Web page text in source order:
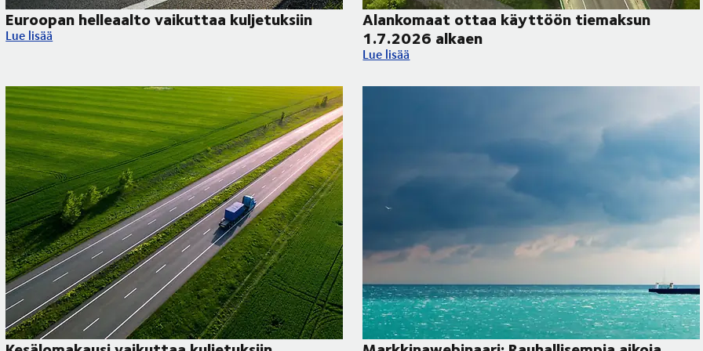
Euroopan helleaalto vaikuttaa kuljetuksiin
Euroopan helleaalto vaikuttaa kuljetuksiin
Lue lisää
Alankomaat ottaa käyttöön tiemaksun
1.7.2026 alkaen
Alankomaat ottaa käyttöön tiemaksun 1.7.2026 alkaen
Lue lisää